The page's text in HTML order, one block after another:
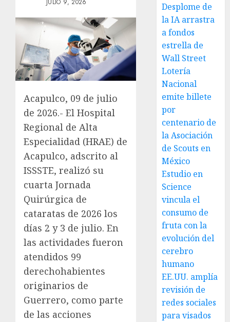
JULIO 9, 2026
Acapulco, 09 de julio
de 2026.- El Hospital
Regional de Alta
Especialidad (HRAE) de
Acapulco, adscrito al
ISSSTE, realizó su
cuarta Jornada
Quirúrgica de
cataratas de 2026 los
días 2 y 3 de julio. En
las actividades fueron
atendidos 99
derechohabientes
originarios de
Guerrero, como parte
de las acciones
Desplome de
la IA arrastra
a fondos
estrella de
Wall Street
Lotería
Nacional
emite billete
por
centenario de
la Asociación
de Scouts en
México
Estudio en
Science
vincula el
consumo de
fruta con la
evolución del
cerebro
humano
EE.UU. amplía
revisión de
redes sociales
para visados